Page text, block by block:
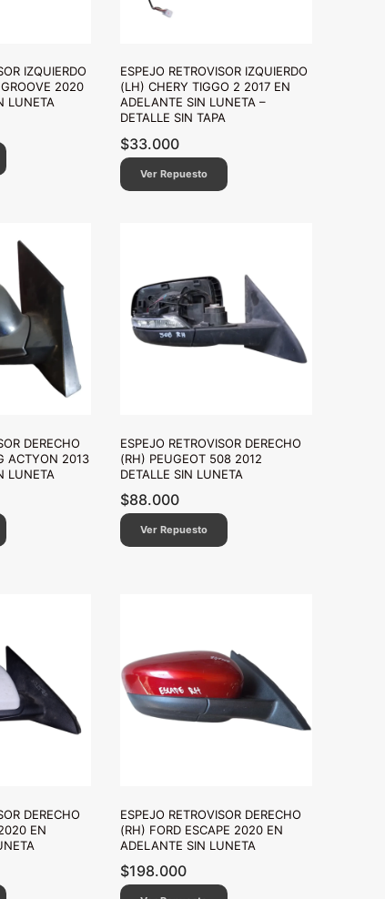
IZQUIERDO
2020
LUNETA
ESPEJO RETROVISOR IZQUIERDO
(LH) CHERY TIGGO 2 2017 EN
ADELANTE SIN LUNETA –
DETALLE SIN TAPA
$33.000
Ver Repuesto
DERECHO
ACTYON 2013
LUNETA
ESPEJO RETROVISOR DERECHO
(RH) PEUGEOT 508 2012
DETALLE SIN LUNETA
$88.000
Ver Repuesto
DERECHO
EN
ESPEJO RETROVISOR DERECHO
(RH) FORD ESCAPE 2020 EN
ADELANTE SIN LUNETA
$198.000